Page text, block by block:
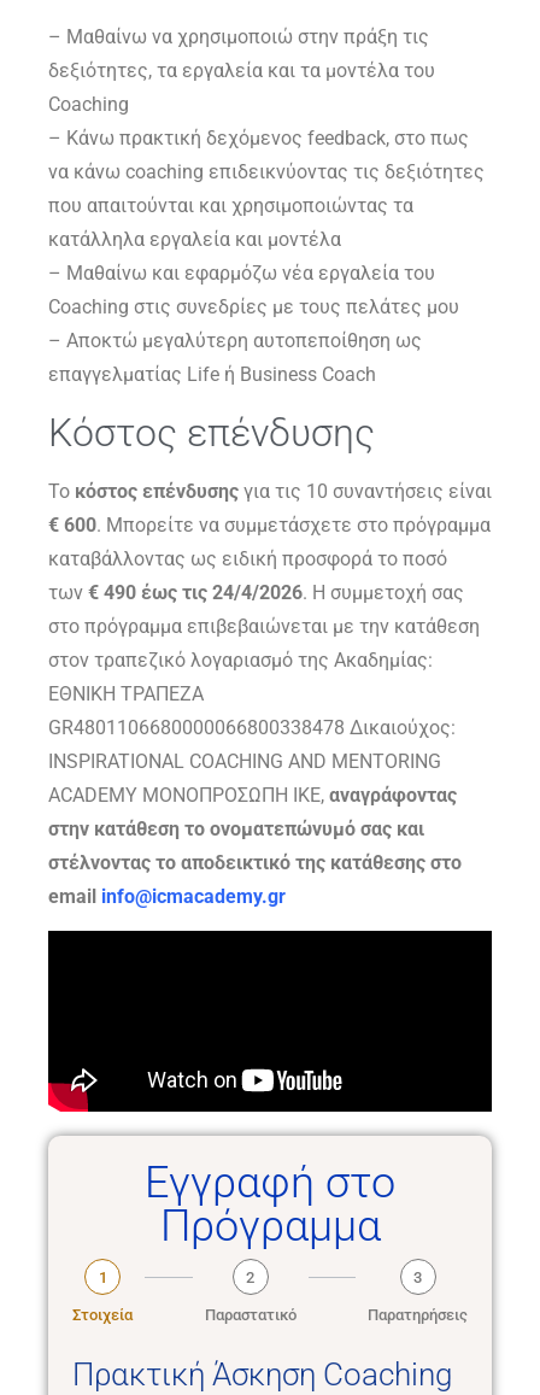
– Μαθαίνω να χρησιμοποιώ στην πράξη τις
δεξιότητες, τα εργαλεία και τα μοντέλα του
Coaching
– Κάνω πρακτική δεχόμενος feedback, στο πως
να κάνω coaching επιδεικνύοντας τις δεξιότητες
που απαιτούνται και χρησιμοποιώντας τα
κατάλληλα εργαλεία και μοντέλα
– Μαθαίνω και εφαρμόζω νέα εργαλεία του
Coaching στις συνεδρίες με τους πελάτες μου
– Αποκτώ μεγαλύτερη αυτοπεποίθηση ως
επαγγελματίας Life ή Business Coach
Κόστος επένδυσης
Το κόστος επένδυσης για τις 10 συναντήσεις είναι
€ 600. Μπορείτε να συμμετάσχετε στο πρόγραμμα
καταβάλλοντας ως ειδική προσφορά το ποσό
των € 490 έως τις 24/4/2026. Η συμμετοχή σας
στο πρόγραμμα επιβεβαιώνεται με την κατάθεση
στον τραπεζικό λογαριασμό της Ακαδημίας:
ΕΘΝΙΚΗ ΤΡΑΠΕΖΑ
GR4801106680000066800338478 Δικαιούχος:
INSPIRATIONAL COACHING AND MENTORING
ACADEMY ΜΟΝΟΠΡΟΣΩΠΗ ΙΚΕ, αναγράφοντας
στην κατάθεση το ονοματεπώνυμό σας και
στέλνοντας το αποδεικτικό της κατάθεσης στο
email info@icmacademy.gr
Εγγραφή στο
Πρόγραμμα
1
Στοιχεία
2
Παραστατικό
3
Παρατηρήσεις
Πρακτική Άσκηση Coaching